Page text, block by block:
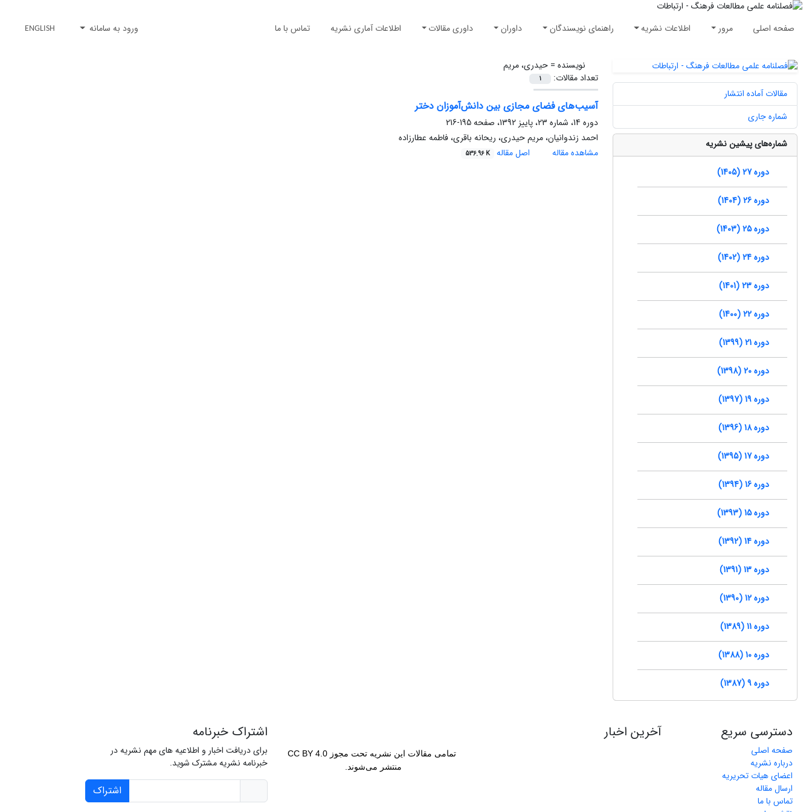
صفحه اصلی مرور اطلاعات نشریه راهنمای نویسندگان داوران داوری مقالات اطلاعات آماری نشریه تماس با ما ورود به سامانه ENGLISH
نویسنده =حیدری، مریم
تعداد مقالات:
1
آسیب‌های فضای مجازی بین دانش‌آموزان دختر
دوره 14، شماره 23، پاییز 1392، صفحه
195-216
احمد زندوانیان، مریم حیدری، ریحانه باقری، فاطمه عطارزاده
مشاهده مقاله
اصل مقاله 536.96 K
مقالات آماده انتشار
شماره جاری
شماره‌های پیشین نشریه
دوره 27 (1405)
دوره 26 (1404)
دوره 25 (1403)
دوره 24 (1402)
دوره 23 (1401)
دوره 22 (1400)
دوره 21 (1399)
دوره 20 (1398)
دوره 19 (1397)
دوره 18 (1396)
دوره 17 (1395)
دوره 16 (1394)
دوره 15 (1393)
دوره 14 (1392)
دوره 13 (1391)
دوره 12 (1390)
دوره 11 (1389)
دوره 10 (1388)
دوره 9 (1387)
دسترسی سریع
صفحه اصلی
درباره نشریه
اعضای هیات تحریریه
ارسال مقاله
تماس با ما
آخرین اخبار
تمامی مقالات این نشریه تحت مجوز CC BY 4.0
منتشر می‌شوند.
اشتراک خبرنامه
برای دریافت اخبار و اطلاعیه های مهم نشریه در
خبرنامه نشریه مشترک شوید.
اشتراک